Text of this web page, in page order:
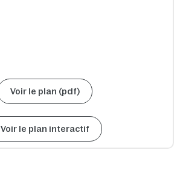
Voir le plan (pdf)
Voir le plan interactif